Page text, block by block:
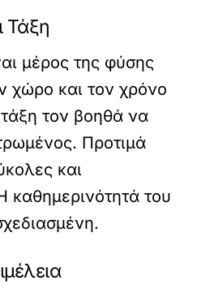
Τάξη
μέρος της φύσης
χώρο και τον χρόνο
τον βοηθά να
Προτιμά
και
καθημερινότητά του